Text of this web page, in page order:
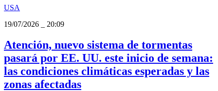
USA
19/07/2026
20:09
Atención, nuevo sistema de tormentas
pasará por EE. UU. este inicio de semana:
las condiciones climáticas esperadas y las
zonas afectadas